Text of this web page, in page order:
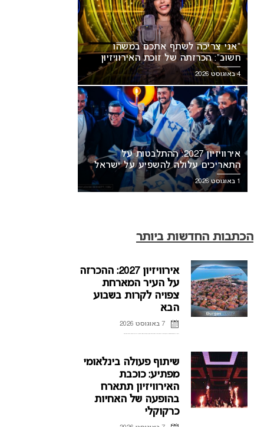
צריכה לשתף אתכם במשהו
הכרזתה של זוכת האירוויזיון
את הרשת
התאריכים עלולה להשפיע על
ישראל
“אני צריכה לשתף אתכם במשהו
חשוב”: הכרזתה של זוכת האירוויזיון
מסעירה את הרשת
4 באוגוסט 2026
אירוויזיון 2027: ההתלבטות על
התאריכים עלולה להשפיע על ישראל
1 באוגוסט 2026
הכתבות החדשות ביותר
אירוויזיון 2027: ההכרזה
על העיר המארחת
צפויה לקרות בשבוע
הבא
7 באוגוסט 2026
שיתוף פעולה בינלאומי
מפתיע: כוכבת
האירוויזיון תתארח
בהופעה של האחיות
כרקוקלי